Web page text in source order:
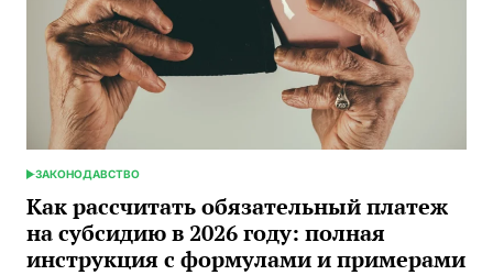
ОПУБЛИКОВАНО
В
ЗАКОНОДАВСТВО
Как рассчитать обязательный платеж
на субсидию в 2026 году: полная
инструкция с формулами и примерами